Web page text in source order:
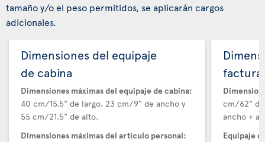
tamaño y/o el peso permitidos, se aplicarán cargos
adicionales.
Dimensiones del equipaje
de cabina
Dimensiones máximas del equipaje de cabina:
40 cm/15.5" de largo, 23 cm/9" de ancho y
55 cm/21.5" de alto.
Dimensiones máximas del artículo personal:
cm/62" de
ancho +
Equipaje